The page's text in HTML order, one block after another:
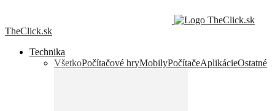
TheClick.sk
Technika
VšetkoPočítačové hryMobilyPočítačeAplikácieOstatné